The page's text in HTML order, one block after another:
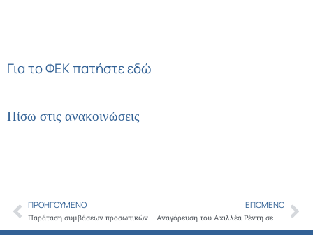
Για το ΦΕΚ πατήστε εδώ
Πίσω στις ανακοινώσεις
Prev
ΠΡΟΗΓΟΎΜΕΝΟ
Παράταση συμβάσεων προσωπικών ιατρών έως την 31η Δεκεμβρίου 2025
ΕΠΌΜΕΝΟ
Αναγόρευση του Αχιλλέα Ρέντη σε Επίτιμο Πρόεδρο του Πειθαρχικού Συμβουλίου του ΙΣΑ